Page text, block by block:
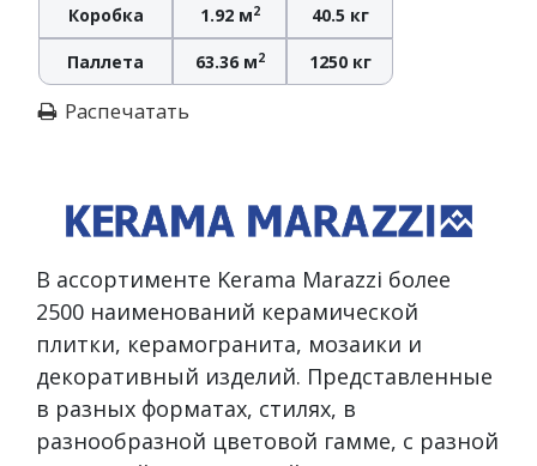
Коробка 1.92 м2 40.5 кг
Паллета 63.36 м2 1250 кг
Распечатать
В ассортименте Kerama Marazzi более
2500 наименований керамической
плитки, керамогранита, мозаики и
декоративный изделий. Представленные
в разных форматах, стилях, в
разнообразной цветовой гамме, с разной